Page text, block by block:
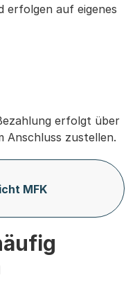
erfolgen auf eigenes
erfolgt über
Anschluss zustellen.
MFK